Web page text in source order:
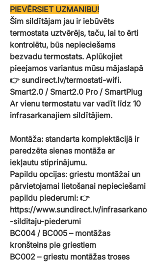
PIEVĒRSIET UZMANIBU!
Šim sildītājam jau ir iebūvēts
termostata uztvērējs, taču, lai to ērti
kontrolētu, būs nepieciešams
bezvadu termostats. Aplūkojiet
pieejamos variantus mūsu mājaslapā
👉 sundirect.lv/termostati-wifi.
Smart2.0 / Smart2.0 Pro / SmartPlug
Ar vienu termostatu var vadīt līdz 10
infrasarkanajiem sildītājiem.
Montāža: standarta komplektācijā ir
paredzēta sienas montāža ar
iekļautu stiprinājumu.
Papildu opcijas: griestu montāžai un
pārvietojamai lietošanai nepieciešami
papildu piederumi: 👉
https://www.sundirect.lv/infrasarkano
-silditaju-piederumi
BC004 / BC005 – montāžas
kronšteins pie griestiem
BC002 – griestu montāžas troses